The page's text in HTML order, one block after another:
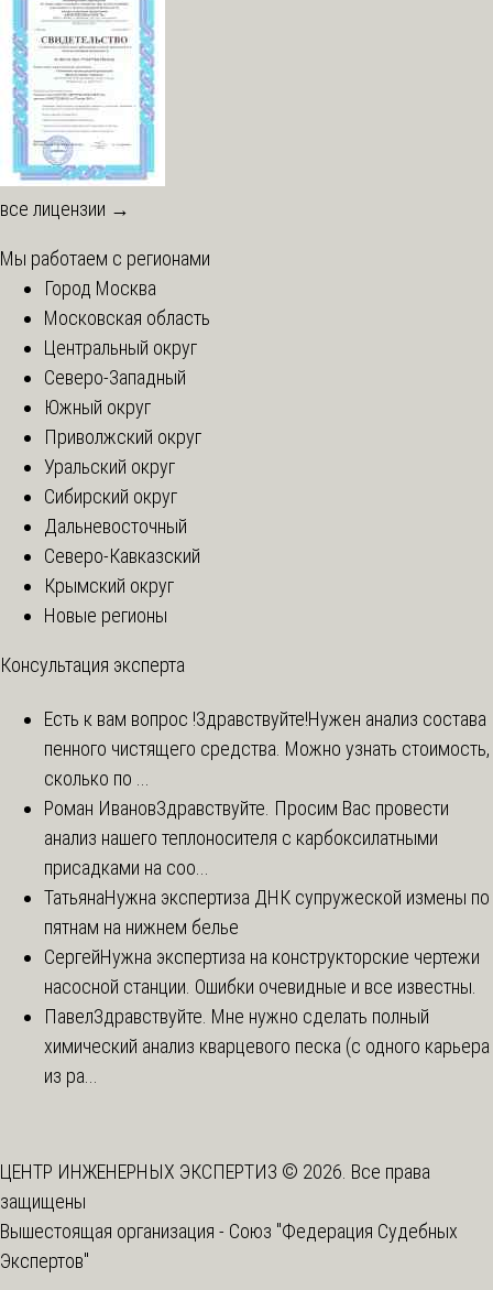
все лицензии →
Мы работаем с регионами
Город Москва
Московская область
Центральный округ
Северо-Западный
Южный округ
Приволжский округ
Уральский округ
Сибирский округ
Дальневосточный
Северо-Кавказский
Крымский округ
Новые регионы
Консультация эксперта
Есть к вам вопрос !Здравствуйте!Нужен анализ состава
пенного чистящего средства. Можно узнать стоимость,
сколько по ...
Роман ИвановЗдравствуйте. Просим Вас провести
анализ нашего теплоносителя с карбоксилатными
присадками на соо...
ТатьянаНужна экспертиза ДНК супружеской измены по
пятнам на нижнем белье
СергейНужна экспертиза на конструкторские чертежи
насосной станции. Ошибки очевидные и все известны.
ПавелЗдравствуйте. Мне нужно сделать полный
химический анализ кварцевого песка (с одного карьера
из ра...
ЦЕНТР ИНЖЕНЕРНЫХ ЭКСПЕРТИЗ © 2026. Все права
защищены
Вышестоящая организация - Союз "Федерация Судебных
Экспертов"